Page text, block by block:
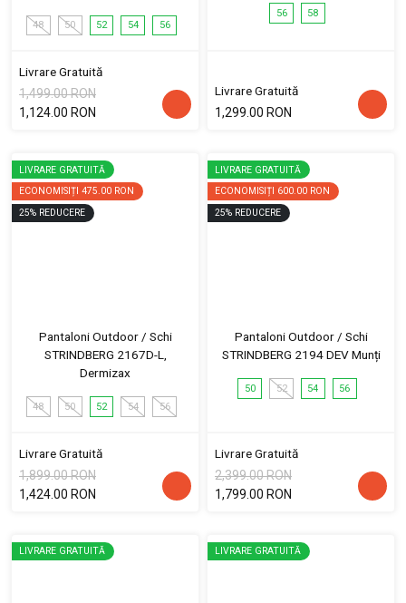
48 50 52 54 56
Livrare Gratuită
1,499.00 RON
1,124.00 RON
56 58
Livrare Gratuită
1,299.00 RON
LIVRARE GRATUITĂ
ECONOMISIȚI 475.00 RON
25% REDUCERE
Pantaloni Outdoor / Schi
STRINDBERG 2167D-L,
Dermizax
48 50 52 54 56
Livrare Gratuită
1,899.00 RON
1,424.00 RON
LIVRARE GRATUITĂ
ECONOMISIȚI 600.00 RON
25% REDUCERE
Pantaloni Outdoor / Schi
STRINDBERG 2194 DEV Munți
50 52 54 56
Livrare Gratuită
2,399.00 RON
1,799.00 RON
LIVRARE GRATUITĂ LIVRARE GRATUITĂ